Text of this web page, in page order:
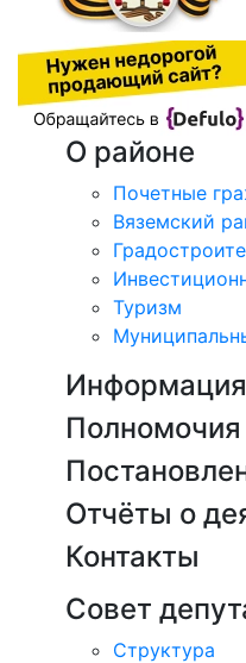
О районе
Почетные
Вяземский
Туризм
Информация
Полномочия
Отчёты о
Контакты
Совет
Структура